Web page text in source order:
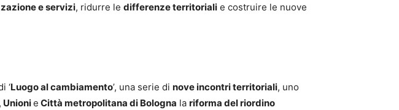
e servizi, ridurre le differenze territoriali e costruire le nuove
‘Luogo al cambiamento’, una serie di nove incontri territoriali, uno
, Unionie Città metropolitana di Bologna la riforma del riordino